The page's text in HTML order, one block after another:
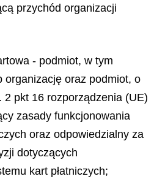
przychód organizacji
- podmiot, w tym
organizację oraz podmiot, o
2 pkt 16 rozporządzenia (UE)
zasady funkcjonowania
oraz odpowiedzialny za
dotyczących
kart płatniczych;